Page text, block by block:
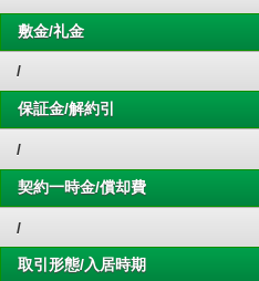
敷金/礼金
/
保証金/解約引
/
契約一時金/償却費
/
取引形態/入居時期